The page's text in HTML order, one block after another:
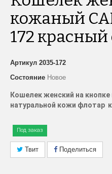
кожаный
172 красный
Артикул 2035-172
Состояние Новое
Кошелек женский на
натуральной кожи флотар
Под заказ
Твит Поделиться